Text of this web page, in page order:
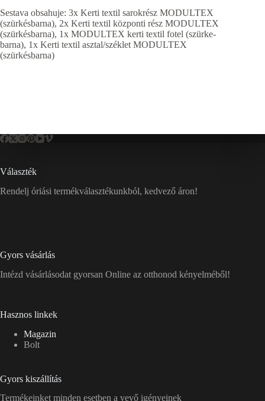
Sestava obsahuje: 3x Kerti textil sarokrész MODULTEX
(szürkésbarna), 2x Kerti textil központi rész MODULTEX
(szürkésbarna), 1x MODULTEX kerti textil fotel (szürke-
barna), 1x Kerti textil asztal/széklet MODULTEX
(szürkésbarna)
Választék
Rendelj óriási termékválasztékunkból, kedvező áron!
Gyors vásárlás
Intézd vásárlásodat gyorsan Online az otthonod kényelméből!
Hasznos linkek
Magazin
Bolt
Gyors kiszállítás
Termékeinket minden esetben a vevő igényeinek